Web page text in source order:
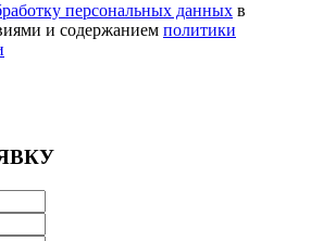
персональных данных в
и содержанием политики